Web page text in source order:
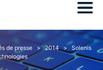
de presse 2014
Solenis